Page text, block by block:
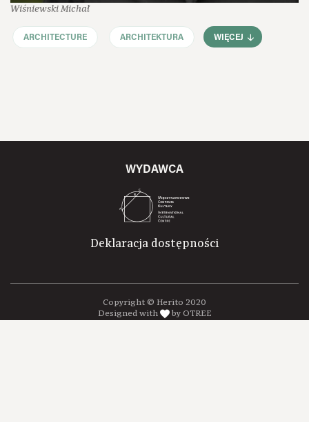
Wiśniewski Michał
ARCHITECTURE ARCHITEKTURA WIĘCEJ
WYDAWCA
Deklaracja dostępności
Copyright © Herito 2020
Designed with
by OTREE